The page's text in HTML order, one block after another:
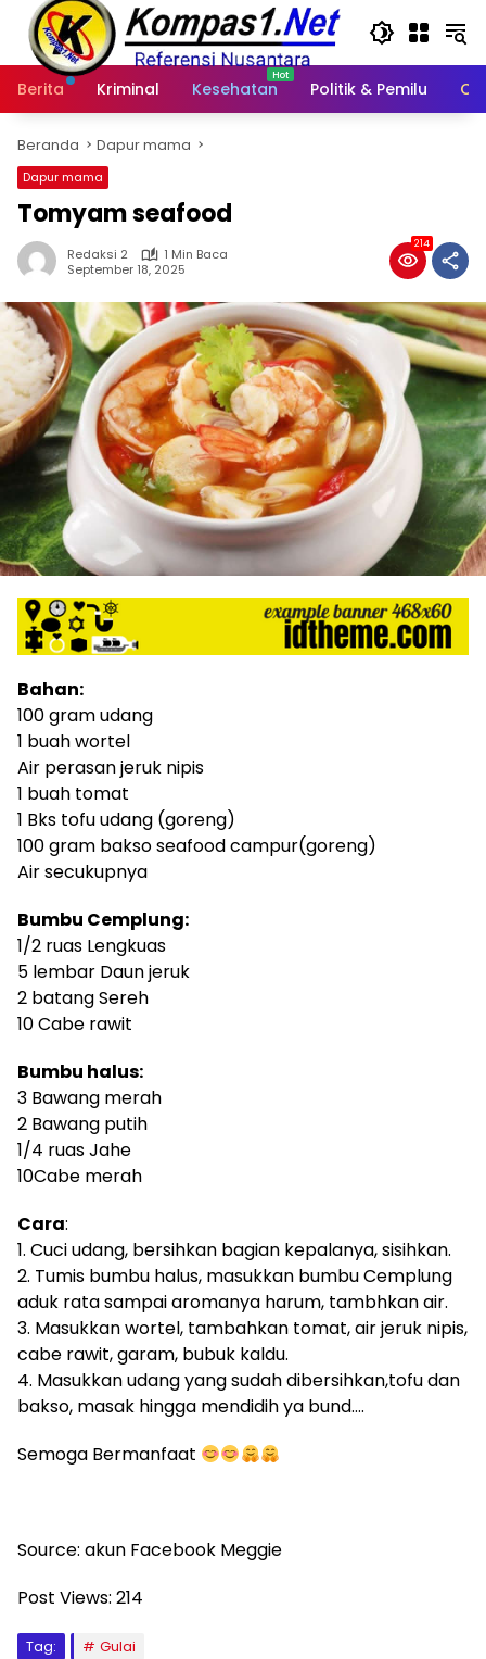
Langsung
konten
Berita
Kriminal Kesehatan Politik & Pemilu
Beranda Dapur mama
Dapur mama
Tomyam seafood
Redaksi 2
1 Min Baca
September 18, 2025
214
Bahan:
100 gram udang
1 buah wortel
Air perasan jeruk nipis
1 buah tomat
1 Bks tofu udang (goreng)
100 gram bakso seafood campur(goreng)
Air secukupnya
Bumbu Cemplung:
1/2 ruas Lengkuas
5 lembar Daun jeruk
2 batang Sereh
10 Cabe rawit
Bumbu halus:
3 Bawang merah
2 Bawang putih
1/4 ruas Jahe
10Cabe merah
Cara:
1. Cuci udang, bersihkan bagian kepalanya, sisihkan.
2. Tumis bumbu halus, masukkan bumbu Cemplung
aduk rata sampai aromanya harum, tambhkan air.
3. Masukkan wortel, tambahkan tomat, air jeruk nipis,
cabe rawit, garam, bubuk kaldu.
4. Masukkan udang yang sudah dibersihkan,tofu dan
bakso, masak hingga mendidih ya bund….
Semoga Bermanfaat
Source: akun Facebook Meggie
Post Views: 214
Tag: Gulai